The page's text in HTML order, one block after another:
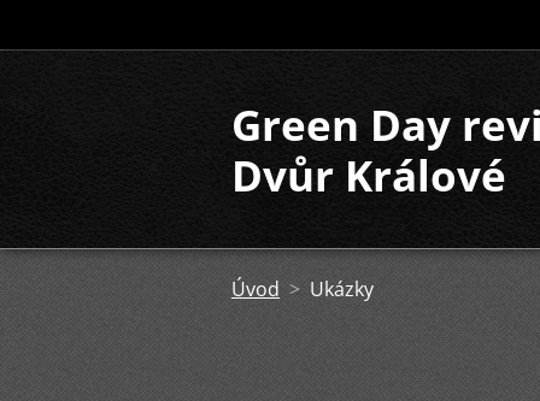
Green Day
Dvůr Králové
Úvod > Ukázky